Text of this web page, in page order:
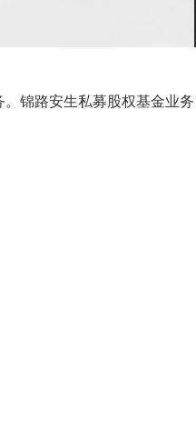
锦路安生私募股权基金业务